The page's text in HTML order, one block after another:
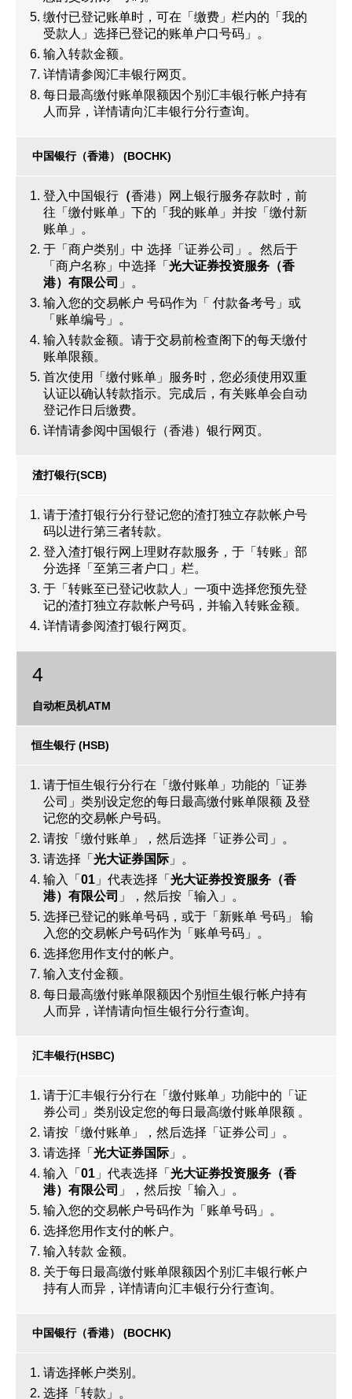
缴付已登记账单时，可在「缴费」栏内的「我的
受款人」选择已登记的账单户口号码」。
输入转款金额。
详情请参阅汇丰银行网页。
每日最高缴付账单限额因个别汇丰银行帐户持有
人而异，详情请向汇丰银行分行查询。
中国银行（香港） (BOCHK)
登入中国银行 （香港）网上银行服务存款时，前
往「缴付账单」下的「我的账单」并按「缴付新
账单」。
于「商户类别」中 选择「证券公司」。然后于
「商户名称」中选择「 光大证券投资服务（香
港）有限公司 」。
输入您的交易帐户 号码作为「 付款备考号」或
「账单编号」。
输入转款金额。请于交易前检查阁下的每天缴付
账单限额。
首次使用「缴付账单」服务时，您必须使用双重
认证以确认转款指示。完成后，有关账单会自动
登记作日后缴费。
详情请参阅中国银行（香港）银行网页。
渣打银行(SCB)
请于渣打银行分行登记您的渣打独立存款帐户号
码以进行第三者转款。
登入渣打银行网上理财存款服务，于「转账」部
分选择「至第三者户口」栏。
于「转账至已登记收款人」一项中选择您预先登
记的渣打独立存款帐户号码，并输入转账金额。
详情请参阅渣打银行网页。
4
自动柜员机ATM
恒生银行 (HSB)
请于恒生银行分行在「缴付账单」功能的「证券
公司」类别设定您的每日最高缴付账单限额 及登
记您的交易帐户号码。
请按「缴付账单」，然后选择「证券公司」。
请选择「 光大证券国际 」。
输入「 01 」代表选择「 光大证券投资服务（香
港）有限公司 」，然后按「输入」。
选择已登记的账单号码，或于「新账单 号码」 输
入您的交易帐户号码作为「账单号码」。
选择您用作支付的帐户。
输入支付金额。
每日最高缴付账单限额因个别恒生银行帐户持有
人而异，详情请向恒生银行分行查询。
汇丰银行(HSBC)
请于汇丰银行分行在「缴付账单」功能中的「证
券公司」类别设定您的每日最高缴付账单限额 。
请按「缴付账单」，然后选择「证券公司」。
请选择「 光大证券国际 」。
输入「 01 」代表选择「 光大证券投资服务（香
港）有限公司 」，然后按「输入」。
输入您的交易帐户号码作为「账单号码」。
选择您用作支付的帐户。
输入转款 金额。
关于每日最高缴付账单限额因个别汇丰银行帐户
持有人而异，详情请向汇丰银行分行查询。
中国银行（香港） (BOCHK)
请选择帐户类别。
选择「转款」。